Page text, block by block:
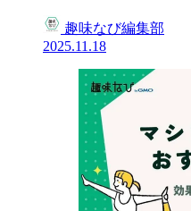
趣味なび編集部
2025.11.18